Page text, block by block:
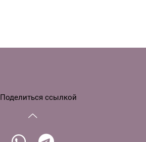
Поделиться ссылкой